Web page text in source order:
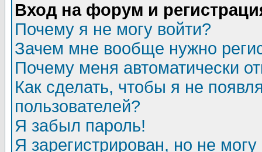
Вход на форум и
Почему я не могу войти?
Зачем мне вообще нужно
Почему меня автоматически
Как сделать, чтобы я не
пользователей?
Я забыл пароль!
Я зарегистрирован, но не могу